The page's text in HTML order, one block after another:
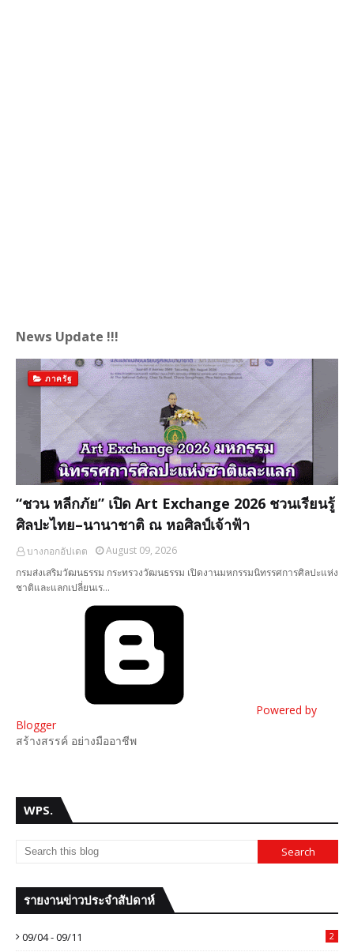
News Update !!!
ภาครัฐ
“ชวน หลีกภัย” เปิด Art Exchange 2026 ชวนเรียนรู้
ศิลปะไทย–นานาชาติ ณ หอศิลป์เจ้าฟ้า
บางกอกอัปเดต
August 09, 2026
กรมส่งเสริมวัฒนธรรม กระทรวงวัฒนธรรม เปิดงานมหกรรมนิทรรศการศิลปะแห่ง
ชาติและแลกเปลี่ยนเร…
Powered by
Blogger
สร้างสรรค์ อย่างมืออาชีพ
WPS.
รายงานข่าวประจำสัปดาห์
09/04 - 09/11 2